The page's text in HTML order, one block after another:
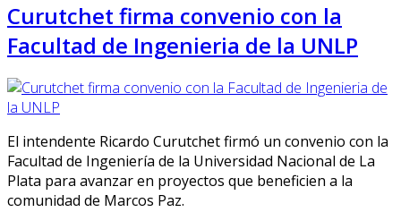
Curutchet firma convenio con la
Facultad de Ingenieria de la UNLP
El intendente Ricardo Curutchet firmó un convenio con la
Facultad de Ingeniería de la Universidad Nacional de La
Plata para avanzar en proyectos que beneficien a la
comunidad de Marcos Paz.